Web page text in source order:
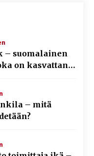
– suomalainen
on kasvattanut
– mitä